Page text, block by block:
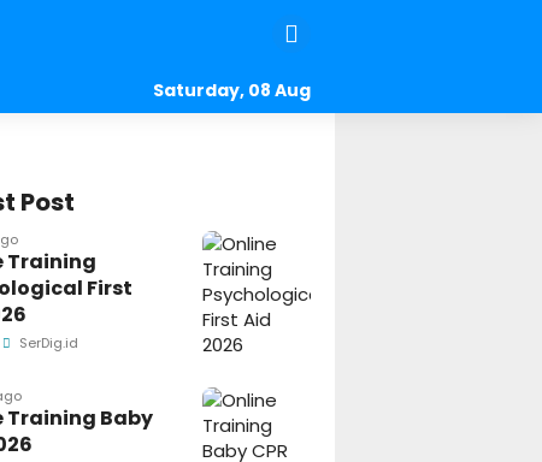
Saturday, 08 Aug
Post
Training
First
SerDig.id
Training Baby